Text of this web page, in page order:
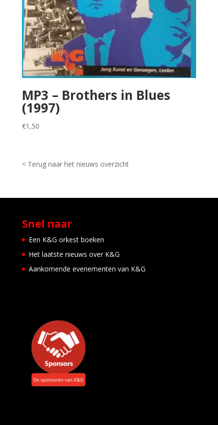
MP3 – Brothers in Blues
(1997)
€1,50
< Terug naar het nieuws overzicht
Snel naar
Een K&G orkest boeken
Het laatste nieuws over K&G
Aankomende evenementen van K&G